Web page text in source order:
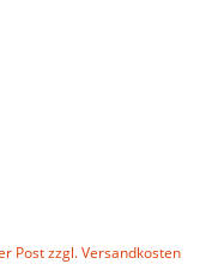
Post zzgl. Versandkosten